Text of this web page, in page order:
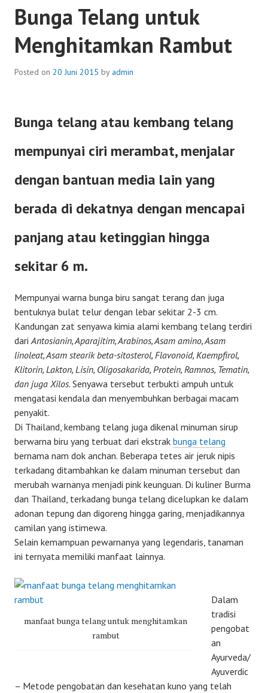
Bunga Telang untuk
Menghitamkan Rambut
Posted on 20 Juni 2015 by admin
Bunga telang atau kembang telang
mempunyai ciri merambat, menjalar
dengan bantuan media lain yang
berada di dekatnya dengan mencapai
panjang atau ketinggian hingga
sekitar 6 m.
Mempunyai warna bunga biru sangat terang dan juga
bentuknya bulat telur dengan lebar sekitar 2-3 cm.
Kandungan zat senyawa kimia alami kembang telang terdiri
dariAntosianin, Aparajitim, Arabinos, Asam amino, Asam
linoleat, Asam stearik beta-sitosterol, Flavonoid, Kaempfirol,
Klitorin, Lakton, Lisin, Oligosakarida, Protein, Ramnos, Tematin,
dan juga Xilos. Senyawa tersebut terbukti ampuh untuk
mengatasi kendala dan menyembuhkan berbagai macam
penyakit.
Di Thailand, kembang telang juga dikenal minuman sirup
berwarna biru yang terbuat dari ekstrak bunga telang
bernama nam dok anchan. Beberapa tetes air jeruk nipis
terkadang ditambahkan ke dalam minuman tersebut dan
merubah warnanya menjadi pink keunguan. Di kuliner Burma
dan Thailand, terkadang bunga telang dicelupkan ke dalam
adonan tepung dan digoreng hingga garing, menjadikannya
camilan yang istimewa.
Selain kemampuan pewarnanya yang legendaris, tanaman
ini ternyata memiliki manfaat lainnya.
manfaat bunga telang untuk menghitamkan
rambut
Dalam
tradisi
pengobat
an
Ayurveda/
Ayuverdic
– Metode pengobatan dan kesehatan kuno yang telah